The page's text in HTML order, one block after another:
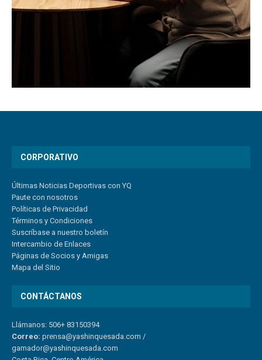
CORPORATIVO
Últimas Noticias Deportivas con YQ
Paute con nosotros
Políticas de Privacidad
Términos y Condiciones
Suscríbase a nuestro boletín
Intercambio de Enlaces
Páginas de Socios y Amigas
Mapa del Sitio
CONTÁCTANOS
Llámanos: 506+ 83150394
Correo: prensa@yashinquesada.com /
gamador@yashinquesada.com